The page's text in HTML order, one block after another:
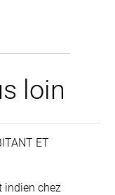
loin
ET
indien chez